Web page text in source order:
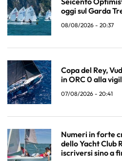
oggi sul Garda
08/08/2026 - 20:37
Copa del Rey,
in ORC 0 alla
07/08/2026 - 20:41
Numeri in forte
dello Yacht Club
iscriversi sino a